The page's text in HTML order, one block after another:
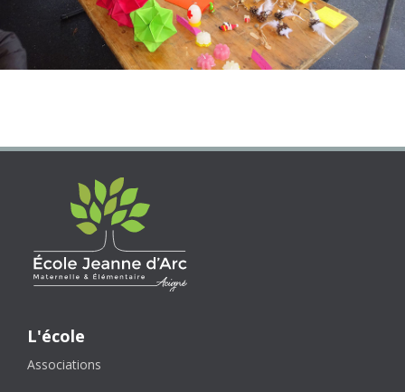
Ecole Jeanne d'Arc
L'école
Associations